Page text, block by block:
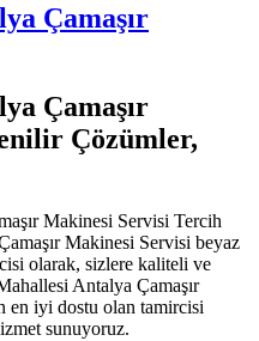
Çamaşır
Çamaşır
Çözümler,
Makinesi Servisi Tercih
Makinesi Servisi beyaz
olarak, sizlere kaliteli ve
Antalya Çamaşır
en iyi dostu olan tamircisi
sunuyoruz.